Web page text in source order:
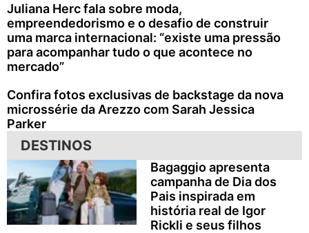
Juliana Herc fala sobre moda,
empreendedorismo e o desafio de construir
uma marca internacional: “existe uma pressão
para acompanhar tudo o que acontece no
mercado”
Confira fotos exclusivas de backstage da nova
microssérie da Arezzo com Sarah Jessica
Parker
DESTINOS
Bagaggio apresenta
campanha de Dia dos
Pais inspirada em
história real de Igor
Rickli e seus filhos